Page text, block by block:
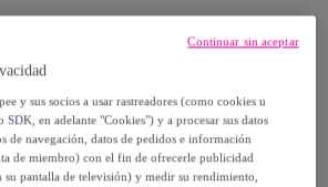
de producto tecnico
y sus socios a usar rastreadores (como cookies u
en adelante "Cookies") y a procesar sus datos
de navegación, datos de pedidos e información
de miembro) con el fin de ofrecerle publicidad
su pantalla de televisión) y medir su rendimiento,
Continuar sin aceptar